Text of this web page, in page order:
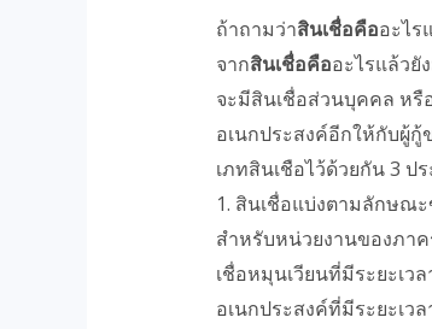
ถ้าถามว่าสินเชื่อคืออะไร
จากสินเชื่อคืออะไรแล้วยั
จะมีสินเชื่อส่วนบุคคล หรื
อเนกประสงค์อีกให้กับผู้กู้
เภทสินเชือไว้ด้วยกัน 3 ป
1. สินเชื่อแบ่งตามลักษณ
สำหรับหน่วยงานของภาค
เชื่อหมุนเวียนที่มีระยะเว
อเนกประสงค์ที่มีระยะเว